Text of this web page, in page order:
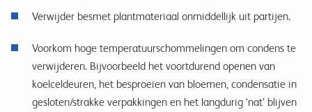
Verwijder besmet plantmateriaal onmiddellijk uit partijen.
Voorkom hoge temperatuurschommelingen om condens te
verwijderen. Bijvoorbeeld het voortdurend openen van
koelceldeuren, het besproeien van bloemen, condensatie in
gesloten/strakke verpakkingen en het langdurig ‘nat’ blijven